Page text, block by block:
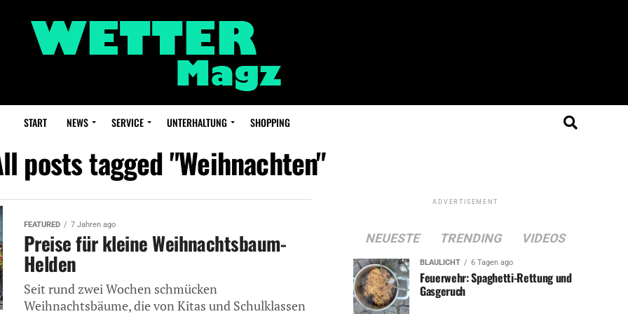
START NEWS SERVICE UNTERHALTUNG SHOPPING
posts tagged "Weihnachten"
FEATURED 7 Jahren ago
Preise für kleine Weihnachtsbaum-
Helden
Seit rund zwei Wochen schmücken
Weihnachtsbäume, die von Kitas und Schulklassen
ADVERTISEMENT
NEUESTE TRENDING VIDEOS
BLAULICHT 6 Tagen ago
Feuerwehr: Spaghetti-Rettung und
Gasgeruch